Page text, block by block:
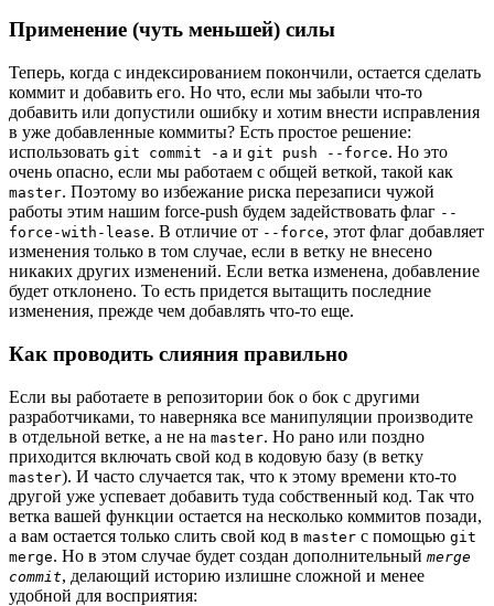
Применение (чуть меньшей) силы
Теперь, когда с индексированием покончили, остается сделать
коммит и добавить его. Но что, если мы забыли что-то
добавить или допустили ошибку и хотим внести исправления
в уже добавленные коммиты? Есть простое решение:
использовать git commit -a и git push --force. Но это
очень опасно, если мы работаем с общей веткой, такой как
master. Поэтому во избежание риска перезаписи чужой
работы этим нашим force-push будем задействовать флаг --
force-with-lease. В отличие от --force, этот флаг добавляет
изменения только в том случае, если в ветку не внесено
никаких других изменений. Если ветка изменена, добавление
будет отклонено. То есть придется вытащить последние
изменения, прежде чем добавлять что-то еще.
Как проводить слияния правильно
Если вы работаете в репозитории бок о бок с другими
разработчиками, то наверняка все манипуляции производите
в отдельной ветке, а не на master. Но рано или поздно
приходится включать свой код в кодовую базу (в ветку
master). И часто случается так, что к этому времени кто-то
другой уже успевает добавить туда собственный код. Так что
ветка вашей функции остается на несколько коммитов позади,
а вам остается только слить свой код в master с помощью git
merge. Но в этом случае будет создан дополнительный merge
commit, делающий историю излишне сложной и менее
удобной для восприятия: